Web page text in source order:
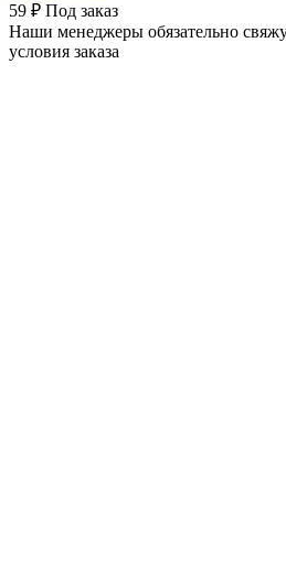
59 ₽ Под заказ
Наши менеджеры обязательно
условия заказа